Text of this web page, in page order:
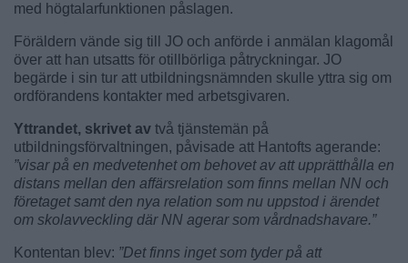
med högtalarfunktionen påslagen.
Föräldern vände sig till JO och anförde i anmälan klagomål
över att han utsatts för otillbörliga påtryckningar. JO
begärde i sin tur att utbildningsnämnden skulle yttra sig om
ordförandens kontakter med arbetsgivaren.
Yttrandet, skrivet av två tjänstemän på
utbildningsförvaltningen, påvisade att Hantofts agerande:
”visar på en medvetenhet om behovet av att upprätthålla en
distans mellan den affärsrelation som finns mellan NN och
företaget samt den nya relation som nu uppstod i ärendet
om skolavveckling där NN agerar som vårdnadshavare.”
Kontentan blev: ”Det finns inget som tyder på att